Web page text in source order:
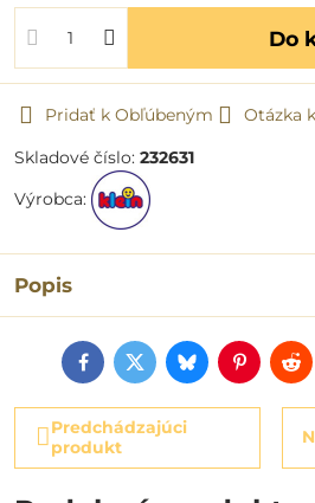
Pridať k Obľúbeným Otázka
Skladové číslo: 232631
Výrobca:
Popis
FacebookTwitterBlueskyPinterest
Predchádzajúci
produkt